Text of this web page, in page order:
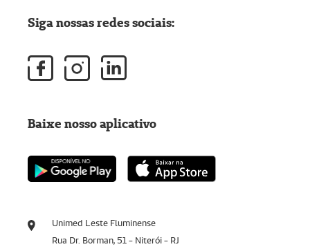
Unimed Leste Fluminense
Rua Dr. Borman, 51 - Niterói - RJ
Siga nossas redes sociais:
Baixe nosso aplicativo